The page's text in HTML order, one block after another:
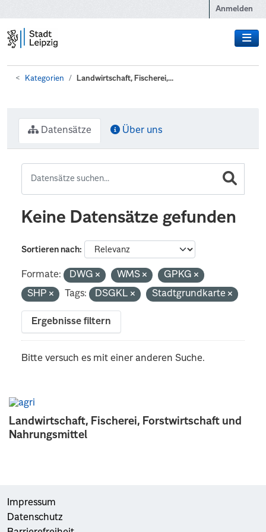
Anmelden
Kategorien Landwirtschaft, Fischerei,...
Landwirtschaft, Fischerei, Forstwirtschaft und
Nahrungsmittel
Datensätze Über uns
Keine Datensätze gefunden
Sortieren nach
Formate: DWG WMS
GPKG
SHP
Tags: DSGKL Stadtgrundkarte
Ergebnisse filtern
Bitte versuch es mit einer anderen Suche.
Impressum
Datenschutz